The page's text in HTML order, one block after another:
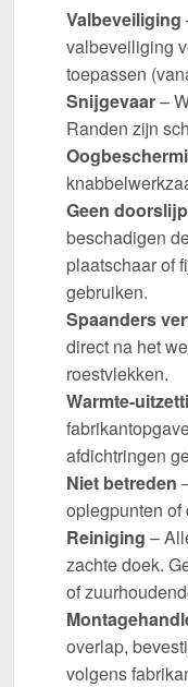
Valbeveiliging
valbeveiliging
toepassen
Snijgevaar–
Randen zijn
Geen
beschadigen
plaatschaar of
gebruiken.
Spaanders
direct na het
roestvlekken.
Warmte-
afdichtringen
Niet betreden
oplegpunten of
Reiniging –
zachte doek.
of
overlap,
volgens